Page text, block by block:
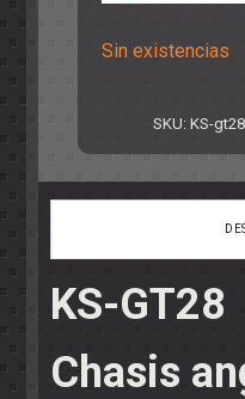
Sin existencias
SKU:KS-gt28
KS-GT28
Chasis